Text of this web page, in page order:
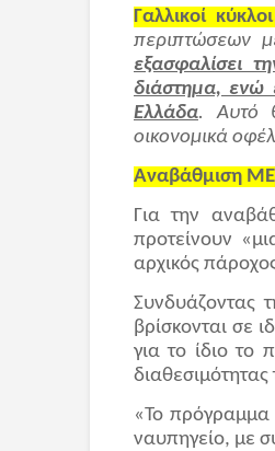
Γαλλικοί
περιπτώσεων
εξασφαλίσει
διάστημα, ενώ
Ελλάδα. Αυτό
οικονομικά
Αναβάθμιση
Για την
προτείνουν
αρχικός
Συνδυάζοντας
βρίσκονται σε
για το ίδιο το
«Το πρόγραμμα
ναυπηγείο, με